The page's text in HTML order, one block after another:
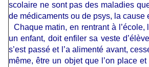
scolaire ne sont pas des maladies
de médicaments ou de psys, la cause
Chaque matin, en rentrant à l’école,
un enfant, doit enfiler sa veste
s’est passé et l’a alimenté avant,
même, être un objet que l’on place